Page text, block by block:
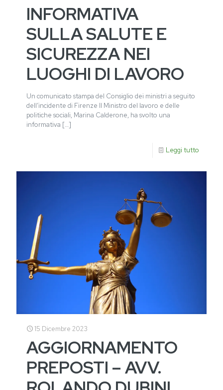
INFORMATIVA
SULLA SALUTE E
SICUREZZA NEI
LUOGHI DI LAVORO
Un comunicato stampa del Consiglio dei ministri a seguito
dell’incidente di Firenze Il Ministro del lavoro e delle
politiche sociali, Marina Calderone, ha svolto una
informativa […]
Leggi tutto
15 Dicembre 2023
AGGIORNAMENTO
PREPOSTI – AVV.